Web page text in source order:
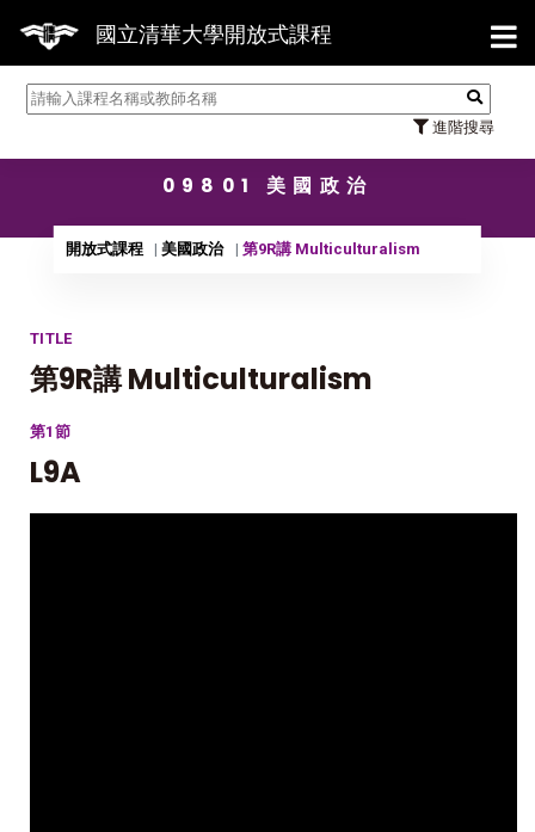
國立清華大學開放式課程
進階搜尋
【
09801 美國政治
開放式課程 美國政治 第9R講 Multiculturalism
TITLE
第9R講 Multiculturalism
第1節
L9A